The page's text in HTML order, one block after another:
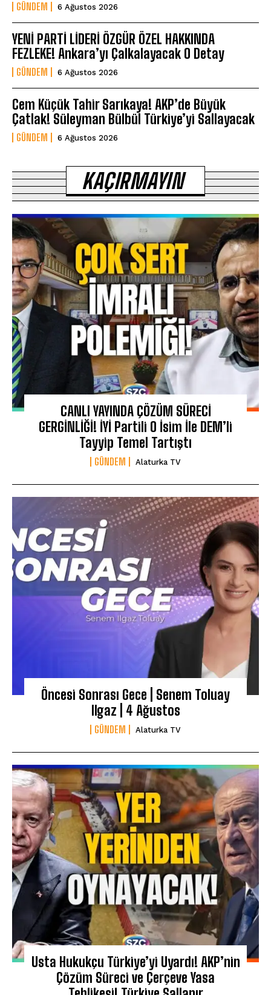
GÜNDEM 6 Ağustos 2026
YENİ PARTİ LİDERİ ÖZGÜR ÖZEL HAKKINDA
FEZLEKE! Ankara’yı Çalkalayacak O Detay
GÜNDEM 6 Ağustos 2026
Cem Küçük Tahir Sarıkaya! AKP’de Büyük
Çatlak! Süleyman Bülbül Türkiye’yi Sallayacak
GÜNDEM 6 Ağustos 2026
KAÇIRMAYIN
CANLI YAYINDA ÇÖZÜM SÜRECİ
GERGİNLİĞİ! İYİ Partili O İsim İle DEM’li
Tayyip Temel Tartıştı
GÜNDEM Alaturka TV
Öncesi Sonrası Gece | Senem Toluay
Ilgaz | 4 Ağustos
GÜNDEM Alaturka TV
Usta Hukukçu Türkiye’yi Uyardı! AKP’nin
Çözüm Süreci ve Çerçeve Yasa